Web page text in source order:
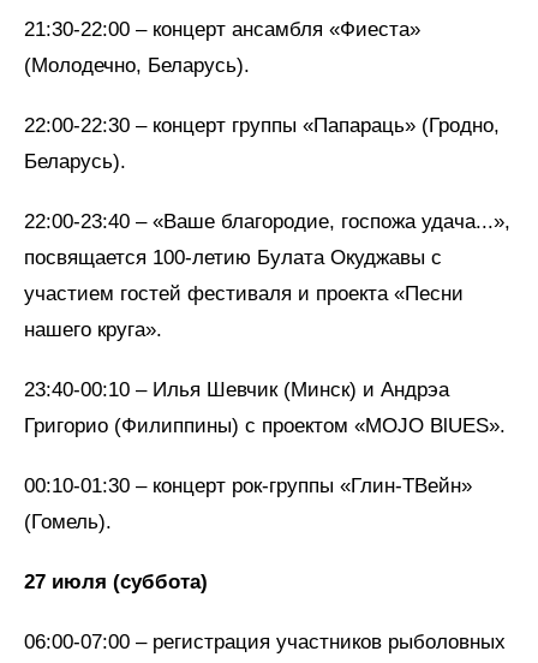
21:30-22:00 – концерт ансамбля «Фиеста»
(Молодечно, Беларусь).
22:00-22:30 – концерт группы «Папараць» (Гродно,
Беларусь).
22:00-23:40 – «Ваше благородие, госпожа удача...»,
посвящается 100-летию Булата Окуджавы с
участием гостей фестиваля и проекта «Песни
нашего круга».
23:40-00:10 – Илья Шевчик (Минск) и Андрэа
Григорио (Филиппины) с проектом «MOJO BlUES».
00:10-01:30 – концерт рок-группы «Глин-ТВейн»
(Гомель).
27 июля (суббота)
06:00-07:00 – регистрация участников рыболовных